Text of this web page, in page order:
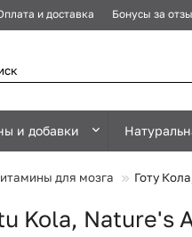
и доставка Бонусы за
и добавки
для мозга Готу
Kola, Nature's